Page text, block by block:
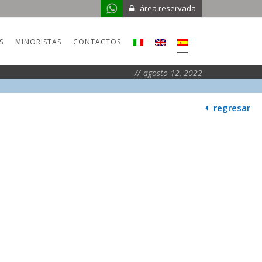
área reservada
MINORISTAS CONTACTOS
agosto 12, 2022
regresar